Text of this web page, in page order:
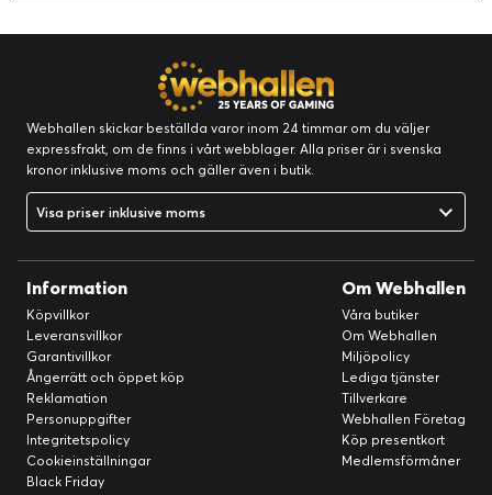
Webhallen skickar beställda varor inom 24 timmar om du väljer
expressfrakt, om de finns i vårt webblager. Alla priser är i svenska
kronor inklusive moms och gäller även i butik.
Visa priser inklusive moms
Information
Köpvillkor
Leveransvillkor
Garantivillkor
Ångerrätt och öppet köp
Reklamation
Personuppgifter
Integritetspolicy
Cookieinställningar
Black Friday
Om Webhallen
Våra butiker
Om Webhallen
Miljöpolicy
Lediga tjänster
Tillverkare
Webhallen Företag
Köp presentkort
Medlemsförmåner